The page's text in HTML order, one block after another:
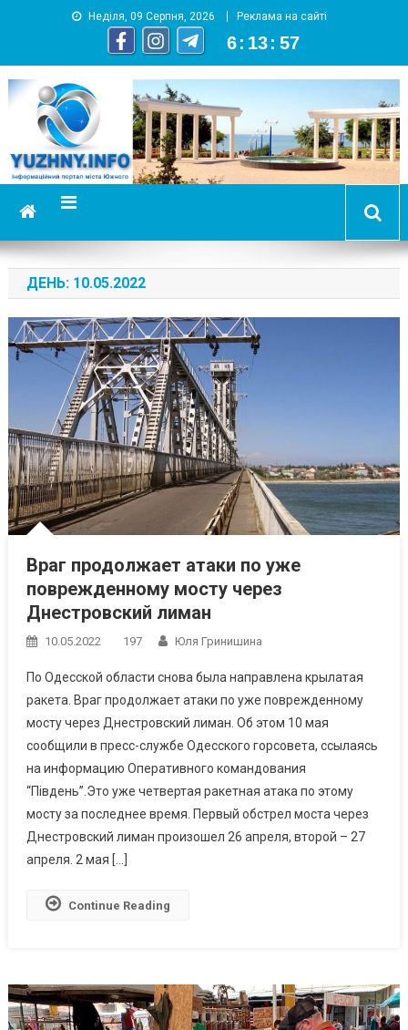
Неділя, 09 Серпня, 2026 Реклама на сайті
6 : 13 : 58
YUZHNY.INFO
информационный портал города Южный
ДЕНЬ: 10.05.2022
Враг продолжает атаки по уже
поврежденному мосту через
Днестровский лиман
10.05.2022 197 Юля Гринишина
По Одесской области снова была направлена крылатая
ракета. Враг продолжает атаки по уже поврежденному
мосту через Днестровский лиман. Об этом 10 мая
сообщили в пресс-службе Одесского горсовета, ссылаясь
на информацию Оперативного командования
“Південь”.Это уже четвертая ракетная атака по этому
мосту за последнее время. Первый обстрел моста через
Днестровский лиман произошел 26 апреля, второй – 27
апреля. 2 мая […]
Continue Reading